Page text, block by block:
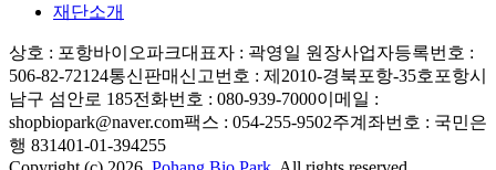
재단소개
상호 : 포항바이오파크대표자 : 곽영일 원장사업자등록번호 :
506-82-72124통신판매신고번호 : 제2010-경북포항-35호 포항시
남구 섬안로 185전화번호 : 080-939-7000이메일 :
shopbiopark@naver.com팩스 : 054-255-9502주계좌번호 : 국민은
행 831401-01-394255